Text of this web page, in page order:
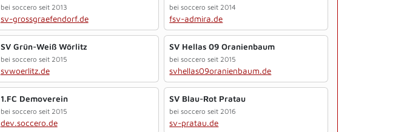
bei soccero seit 2013
sv-grossgraefendorf.de
bei soccero seit 2014
fsv-admira.de
SV Grün-Weiß Wörlitz
bei soccero seit 2015
svwoerlitz.de
SV Hellas 09 Oranienbaum
bei soccero seit 2015
svhellas09oranienbaum.de
1.FC Demoverein
bei soccero seit 2015
dev.soccero.de
SV Blau-Rot Pratau
bei soccero seit 2016
sv-pratau.de